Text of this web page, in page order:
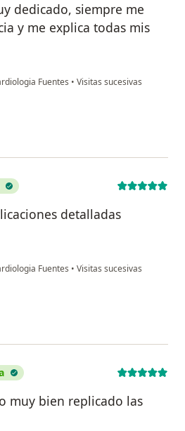
dedicado, siempre me
y me explica todas mis
Fuentes • Visitas sucesivas
Tiscareño
detalladas
Fuentes • Visitas sucesivas
muy bien replicado las